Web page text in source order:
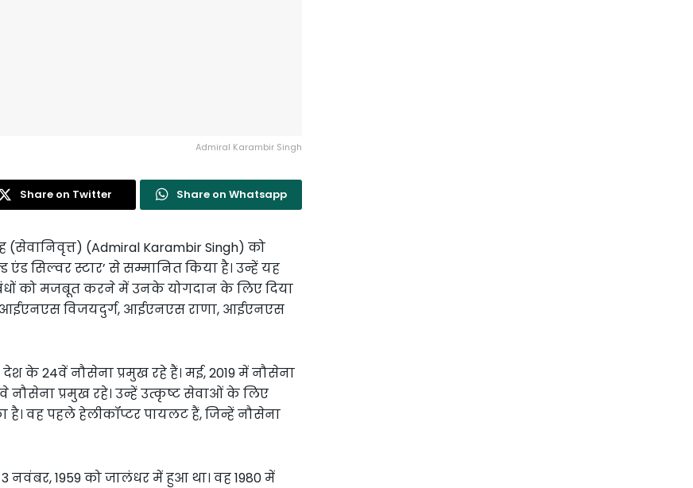
Admiral Karambir Singh
Share on Twitter Share on Whatsapp
(सेवानिवृत्त) (Admiral Karambir Singh) को
सिल्वर स्टार’ से सम्मानित किया है। उन्हें यह
को मजबूत करने में उनके योगदान के लिए दिया
आईएनएस विजयदुर्ग, आईएनएस राणा, आईएनएस
के 24वें नौसेना प्रमुख रहे हैं। मई, 2019 में नौसेना
प्रमुख रहे। उन्हें उत्कृष्ट सेवाओं के लिए
है। वह पहले हेलीकॉप्टर पायलट हैं, जिन्हें नौसेना
नवंबर, 1959 को जालंधर में हुआ था। वह 1980 में